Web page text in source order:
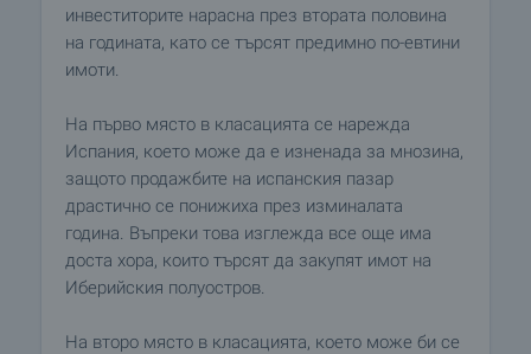
инвеститорите нарасна през втората половина
на годината, като се търсят предимно по-евтини
имоти.
На първо място в класацията се нарежда
Испания, което може да е изненада за мнозина,
защото продажбите на испанския пазар
драстично се понижиха през изминалата
година. Въпреки това изглежда все още има
доста хора, които търсят да закупят имот на
Иберийския полуостров.
На второ място в класацията, което може би се